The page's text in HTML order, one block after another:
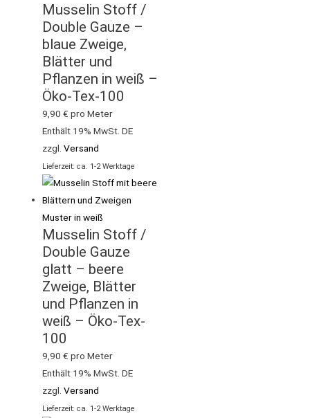
Musselin Stoff /
Double Gauze –
blaue Zweige,
Blätter und
Pflanzen in weiß –
Öko-Tex-100
9,90€ pro Meter
Enthält 19% MwSt. DE
zzgl.Versand
Lieferzeit: ca. 1-2 Werktage
Musselin Stoff /
Double Gauze
glatt – beere
Zweige, Blätter
und Pflanzen in
weiß – Öko-Tex-
100
9,90€ pro Meter
Enthält 19% MwSt. DE
zzgl.Versand
Lieferzeit: ca. 1-2 Werktage